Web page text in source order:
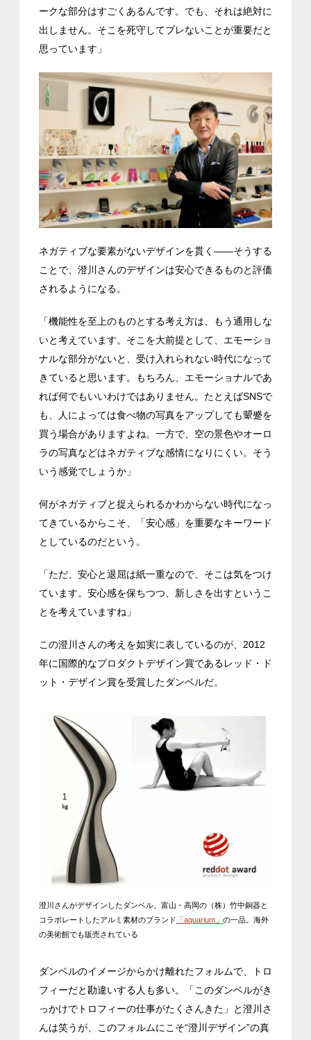
ークな部分はすごくあるんです。でも、それは絶対に
出しません。そこを死守してブレないことが重要だと
思っています」
ネガティブな要素がないデザインを貫く――そうする
ことで、澄川さんのデザインは安心できるものと評価
されるようになる。
「機能性を至上のものとする考え方は、もう通用しな
いと考えています。そこを大前提として、エモーショ
ナルな部分がないと、受け入れられない時代になって
きていると思います。もちろん、エモーショナルであ
れば何でもいいわけではありません。たとえばSNSで
も、人によっては食べ物の写真をアップしても顰蹙を
買う場合がありますよね。一方で、空の景色やオーロ
ラの写真などはネガティブな感情になりにくい。そう
いう感覚でしょうか」
何がネガティブと捉えられるかわからない時代になっ
てきているからこそ、「安心感」を重要なキーワード
としているのだという。
「ただ、安心と退屈は紙一重なので、そこは気をつけ
ています。安心感を保ちつつ、新しさを出すというこ
とを考えていますね」
この澄川さんの考えを如実に表しているのが、2012
年に国際的なプロダクトデザイン賞であるレッド・ド
ット・デザイン賞を受賞したダンベルだ。
澄川さんがデザインしたダンベル。富山・高岡の（株）竹中銅器と
コラボレートしたアルミ素材のブランド 「aquarium」 の一品。海外
の美術館でも販売されている
ダンベルのイメージからかけ離れたフォルムで、トロ
フィーだと勘違いする人も多い。「このダンベルがき
っかけでトロフィーの仕事がたくさんきた」と澄川さ
んは笑うが、このフォルムにこそ“澄川デザイン”の真